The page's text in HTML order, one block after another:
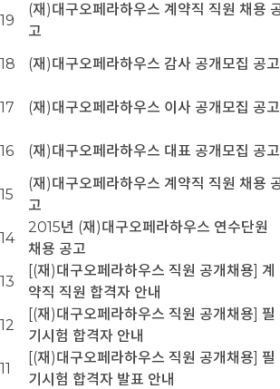
19
(재)대구오페라하우스 계약직 직원 채용
고
18
(재)대구오페라하우스 감사 공개모집 공고
17
(재)대구오페라하우스 이사 공개모집 공고
16
(재)대구오페라하우스 대표 공개모집 공고
15
(재)대구오페라하우스 계약직 직원 채용
고
14
2015년 (재)대구오페라하우스 연수단원
채용 공고
13
[(재)대구오페라하우스 직원 공개채용] 계
약직 직원 합격자 안내
12
[(재)대구오페라하우스 직원 공개채용] 필
기시험 합격자 안내
11
[(재)대구오페라하우스 직원 공개채용] 필
기시험 합격자 발표 안내